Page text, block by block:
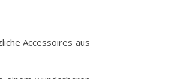
Accessoires aus